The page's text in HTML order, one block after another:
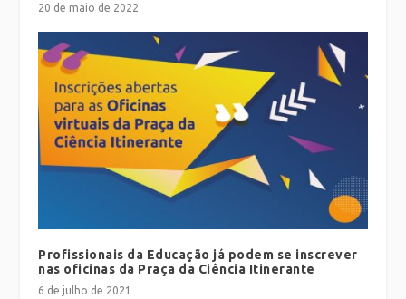
20 de maio de 2022
Profissionais da Educação já podem se inscrever
nas oficinas da Praça da Ciência Itinerante
6 de julho de 2021